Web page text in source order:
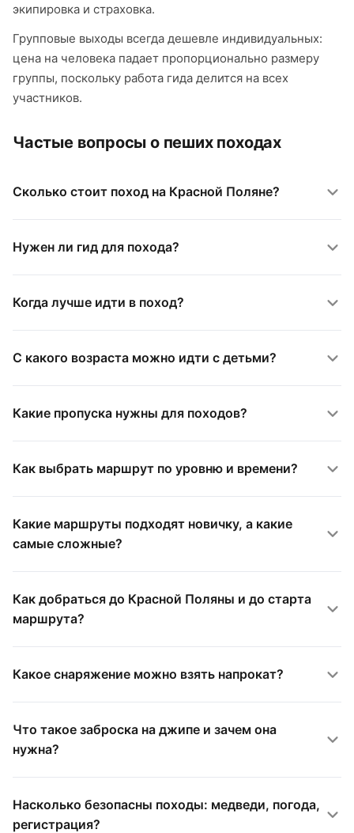
экипировка и страховка.
Групповые выходы всегда дешевле индивидуальных:
цена на человека падает пропорционально размеру
группы, поскольку работа гида делится на всех
участников.
Частые вопросы о пеших походах
Сколько стоит поход на Красной Поляне?
Нужен ли гид для похода?
Когда лучше идти в поход?
С какого возраста можно идти с детьми?
Какие пропуска нужны для походов?
Как выбрать маршрут по уровню и времени?
Какие маршруты подходят новичку, а какие
самые сложные?
Как добраться до Красной Поляны и до старта
маршрута?
Какое снаряжение можно взять напрокат?
Что такое заброска на джипе и зачем она
нужна?
Насколько безопасны походы: медведи, погода,
регистрация?